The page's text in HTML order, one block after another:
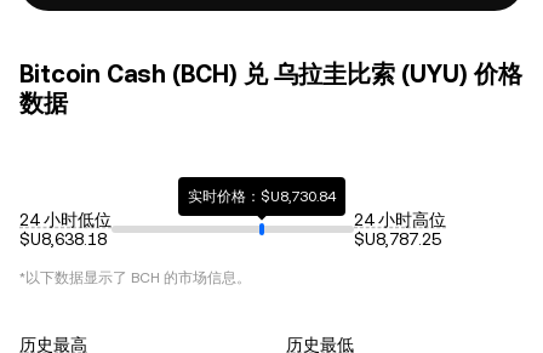
Bitcoin Cash (BCH) 兑 乌拉圭比索 (UYU) 价格
数据
24 小时低位
$U8,638.18
实时价格：$U8,730.84
24 小时高位
$U8,787.25
*以下数据显示了 BCH 的市场信息。
历史最高
历史最低